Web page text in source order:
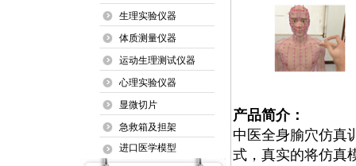
生理实验仪器
体质测量仪器
运动生理测试仪器
心理实验仪器
显微切片
急救箱及担架
进口医学模型
产品简介：
中医全身腧穴仿真
式，真实的将仿真